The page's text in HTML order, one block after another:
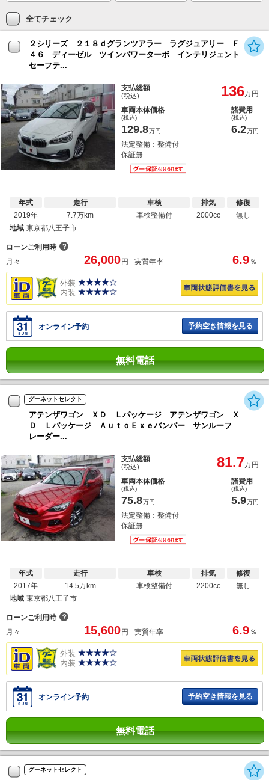
全てチェック
２シリーズ ２１８ｄグランツアラー ラグジュアリー Ｆ
４６ ディーゼル ツインパワーターボ インテリジェント
セーフテ...
支払総額
(税込) 136万円
車両本体価格
(税込)
129.8万円
諸費用
(税込)
6.2万円
法定整備：整備付
保証無
年式
2019年
走行
7.7万km
車検
車検整備付
排気
2000cc
修復
無し
地域 東京都八王子市
ローンご利用時 ？
月々
26,000円 実質年率 6.9 ％
外装
内装
オンライン予約 予約空き情報を見る
無料電話
グーネットセレクト
アテンザワゴン ＸＤ Ｌパッケージ アテンザワゴン Ｘ
Ｄ Ｌパッケージ ＡｕｔｏＥｘｅバンパー サンルーフ
レーダー...
支払総額
(税込) 81.7万円
車両本体価格
(税込)
75.8万円
諸費用
(税込)
5.9万円
法定整備：整備付
保証無
年式
2017年
走行
14.5万km
車検
車検整備付
排気
2200cc
修復
無し
地域 東京都八王子市
ローンご利用時 ？
月々
15,600 円 実質年率 6.9 ％
外装
内装
オンライン予約 予約空き情報を見る
無料電話
グーネットセレクト